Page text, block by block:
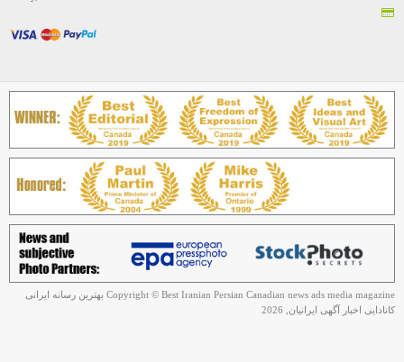
Copyright © Best Iranian Persian Canadian news ads media magazine بهترین رسانه ایرانی
کانادایی اخبار آگهی ایرانیان, 2026